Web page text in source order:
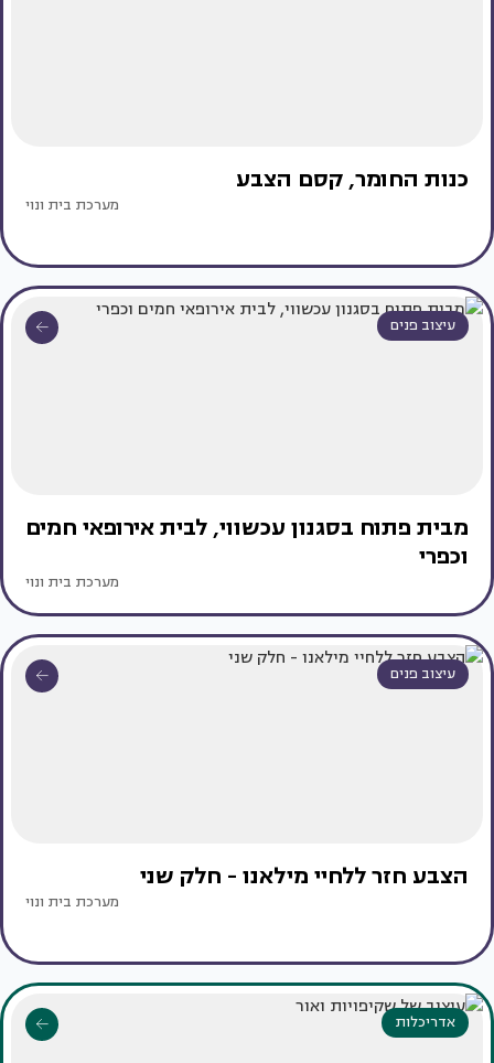
כנות החומר, קסם הצבע
מערכת בית ונוי
עיצוב פנים
מבית פתוח בסגנון עכשווי, לבית אירופאי חמים
וכפרי
מערכת בית ונוי
עיצוב פנים
הצבע חזר ללחיי מילאנו - חלק שני
מערכת בית ונוי
אדריכלות